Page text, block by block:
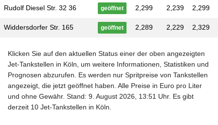
Rudolf Diesel Str. 32 36 geöffnet 2,299 2,239 2,299
Widdersdorfer Str. 165 geöffnet 2,289 2,229 2,329
Klicken Sie auf den aktuellen Status einer der oben angezeigten
Jet-Tankstellen in Köln, um weitere Informationen, Statistiken und
Prognosen abzurufen. Es werden nur Spritpreise von Tankstellen
angezeigt, die jetzt geöffnet haben. Alle Preise in Euro pro Liter
und ohne Gewähr. Stand: 9. August 2026, 13:51 Uhr. Es gibt
derzeit 10 Jet-Tankstellen in Köln.